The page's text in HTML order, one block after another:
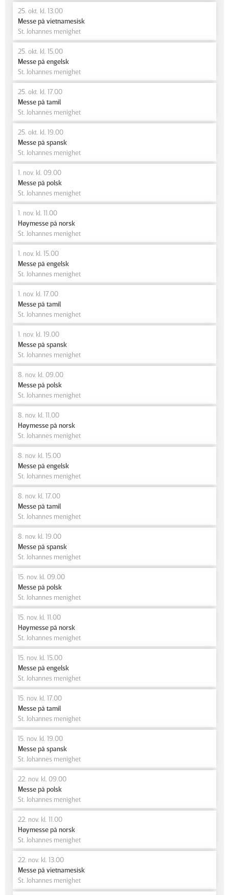
25. okt. kl. 13.00
Messe på vietnamesisk
St. Johannes menighet
25. okt. kl. 15.00
Messe på engelsk
St. Johannes menighet
25. okt. kl. 17.00
Messe på tamil
St. Johannes menighet
25. okt. kl. 19.00
Messe på spansk
St. Johannes menighet
1. nov. kl. 09.00
Messe på polsk
St. Johannes menighet
1. nov. kl. 11.00
Høymesse på norsk
St. Johannes menighet
1. nov. kl. 15.00
Messe på engelsk
St. Johannes menighet
1. nov. kl. 17.00
Messe på tamil
St. Johannes menighet
1. nov. kl. 19.00
Messe på spansk
St. Johannes menighet
8. nov. kl. 09.00
Messe på polsk
St. Johannes menighet
8. nov. kl. 11.00
Høymesse på norsk
St. Johannes menighet
8. nov. kl. 15.00
Messe på engelsk
St. Johannes menighet
8. nov. kl. 17.00
Messe på tamil
St. Johannes menighet
8. nov. kl. 19.00
Messe på spansk
St. Johannes menighet
15. nov. kl. 09.00
Messe på polsk
St. Johannes menighet
15. nov. kl. 11.00
Høymesse på norsk
St. Johannes menighet
15. nov. kl. 15.00
Messe på engelsk
St. Johannes menighet
15. nov. kl. 17.00
Messe på tamil
St. Johannes menighet
15. nov. kl. 19.00
Messe på spansk
St. Johannes menighet
22. nov. kl. 09.00
Messe på polsk
St. Johannes menighet
22. nov. kl. 11.00
Høymesse på norsk
St. Johannes menighet
22. nov. kl. 13.00
Messe på vietnamesisk
St. Johannes menighet